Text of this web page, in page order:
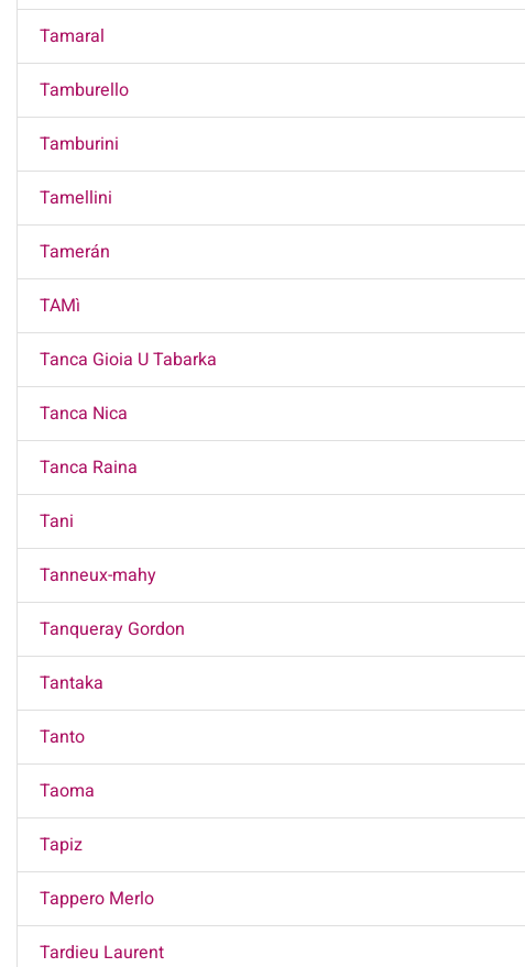
Tamaral
Tamburello
Tamburini
Tamellini
Tamerán
TAMì
Tanca Gioia U Tabarka
Tanca Nica
Tanca Raina
Tani
Tanneux-mahy
Tanqueray Gordon
Tantaka
Tanto
Taoma
Tapiz
Tappero Merlo
Tardieu Laurent